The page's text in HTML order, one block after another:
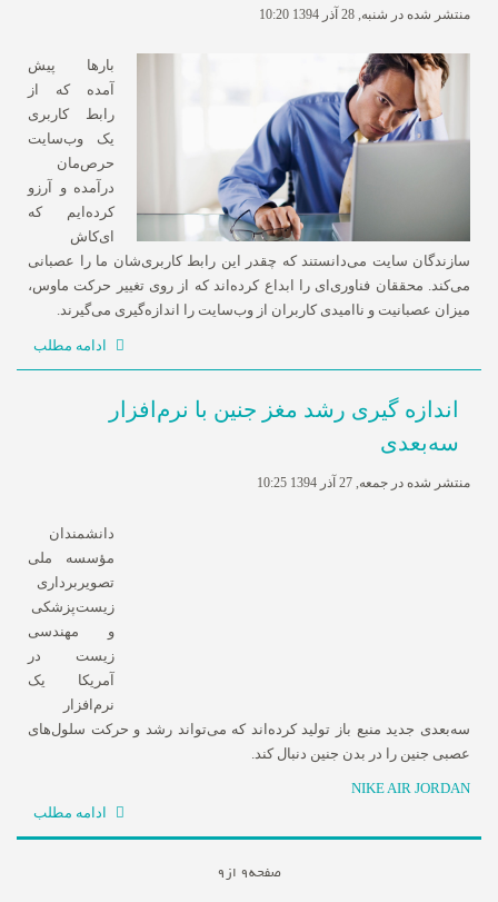
منتشر شده در شنبه, 28 آذر 1394 10:20
بارها پیش
آمده که از
رابط کاربری
یک وب‌سایت
حرص‌مان
درآمده و آرزو
کرده‌ایم که
ای‌کاش
سازندگان سایت می‌دانستند که چقدر این رابط کاربری‌شان ما را عصبانی
می‌کند. محققان فناوری‌ای را ابداع کرده‌اند که از روی تغییر حرکت ماوس،
میزان عصبانیت و ناامیدی کاربران از وب‌سایت را اندازه‌گیری می‌گیرند.
ادامه مطلب
اندازه گیری رشد مغز جنین با نرم‌افزار
سه‌بعدی
منتشر شده در جمعه, 27 آذر 1394 10:25
دانشمندان
مؤسسه ملی
تصویربرداری
زیست‌پزشکی
و مهندسی
زیست در
آمریکا یک
نرم‌افزار
سه‌بعدی جدید منبع باز تولید کرده‌اند که می‌تواند رشد و حرکت سلول‌های
عصبی جنین را در بدن جنین دنبال کند.
NIKE AIR JORDAN
ادامه مطلب
صفحه9 از9